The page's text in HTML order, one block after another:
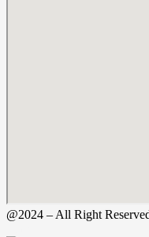
@2024 – All Right